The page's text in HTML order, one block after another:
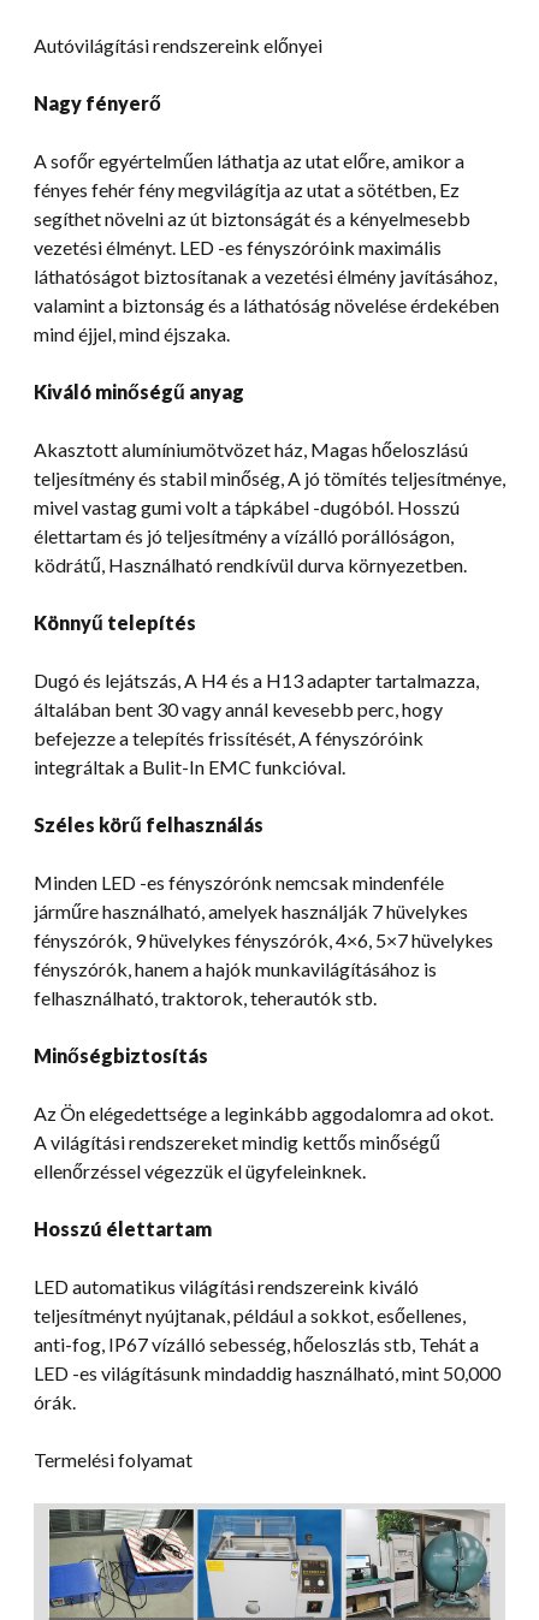
Autóvilágítási rendszereink előnyei
Nagy fényerő
A sofőr egyértelműen láthatja az utat előre, amikor a
fényes fehér fény megvilágítja az utat a sötétben, Ez
segíthet növelni az út biztonságát és a kényelmesebb
vezetési élményt. LED -es fényszóróink maximális
láthatóságot biztosítanak a vezetési élmény javításához,
valamint a biztonság és a láthatóság növelése érdekében
mind éjjel, mind éjszaka.
Kiváló minőségű anyag
Akasztott alumíniumötvözet ház, Magas hőeloszlású
teljesítmény és stabil minőség, A jó tömítés teljesítménye,
mivel vastag gumi volt a tápkábel -dugóból. Hosszú
élettartam és jó teljesítmény a vízálló porállóságon,
ködrátű, Használható rendkívül durva környezetben.
Könnyű telepítés
Dugó és lejátszás, A H4 és a H13 adapter tartalmazza,
általában bent 30 vagy annál kevesebb perc, hogy
befejezze a telepítés frissítését, A fényszóróink
integráltak a Bulit-In EMC funkcióval.
Széles körű felhasználás
Minden LED -es fényszórónk nemcsak mindenféle
járműre használható, amelyek használják 7 hüvelykes
fényszórók, 9 hüvelykes fényszórók, 4×6, 5×7 hüvelykes
fényszórók, hanem a hajók munkavilágításához is
felhasználható, traktorok, teherautók stb.
Minőségbiztosítás
Az Ön elégedettsége a leginkább aggodalomra ad okot.
A világítási rendszereket mindig kettős minőségű
ellenőrzéssel végezzük el ügyfeleinknek.
Hosszú élettartam
LED automatikus világítási rendszereink kiváló
teljesítményt nyújtanak, például a sokkot, esőellenes,
anti-fog, IP67 vízálló sebesség, hőeloszlás stb, Tehát a
LED -es világításunk mindaddig használható, mint 50,000
órák.
Termelési folyamat